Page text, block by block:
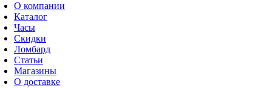
О компании
Каталог
Часы
Скидки
Ломбард
Статьи
Магазины
О доставке